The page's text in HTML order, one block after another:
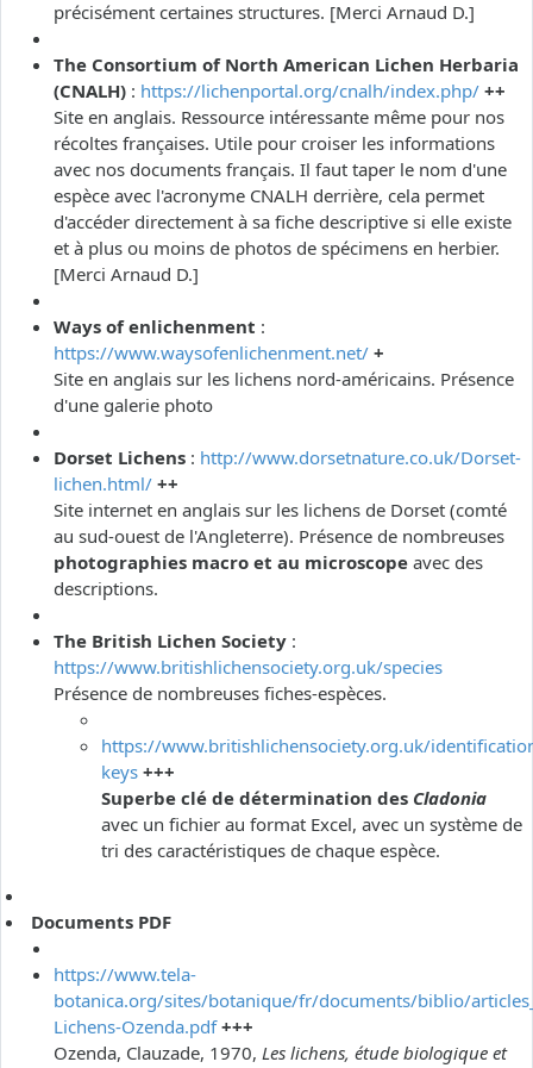
précisément certaines structures. [Merci Arnaud D.]
The Consortium of North American Lichen Herbaria
(CNALH) : https://lichenportal.org/cnalh/index.php/ ++
Site en anglais. Ressource intéressante même pour nos
récoltes françaises. Utile pour croiser les informations
avec nos documents français. Il faut taper le nom d'une
espèce avec l'acronyme CNALH derrière, cela permet
d'accéder directement à sa fiche descriptive si elle existe
et à plus ou moins de photos de spécimens en herbier.
[Merci Arnaud D.]
Ways of enlichenment :
https://www.waysofenlichenment.net/ +
Site en anglais sur les lichens nord-américains. Présence
d'une galerie photo
Dorset Lichens : http://www.dorsetnature.co.uk/Dorset-
lichen.html/ ++
Site internet en anglais sur les lichens de Dorset (comté
au sud-ouest de l'Angleterre). Présence de nombreuses
photographies macro et au microscope avec des
descriptions.
The British Lichen Society :
https://www.britishlichensociety.org.uk/species
Présence de nombreuses fiches-espèces.
https://www.britishlichensociety.org.uk/
keys +++
Superbe clé de détermination des Cladonia
avec un fichier au format Excel, avec un système de
tri des caractéristiques de chaque espèce.
Documents PDF
https://www.tela-
botanica.org/sites/botanique/fr/documents/biblio/
Lichens-Ozenda.pdf +++
Ozenda, Clauzade, 1970, Les lichens, étude biologique et